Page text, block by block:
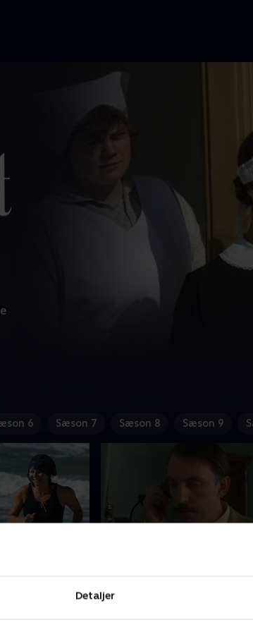
Detaljer
6 Sæson 7 Sæson 8 Sæson 9
veninden i
først
handler det
Fie har drømt, at hendes